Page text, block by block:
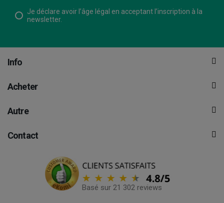
Je déclare avoir l’âge légal en acceptant l’inscription à la
newsletter.
Info
Acheter
Autre
Contact
Basé sur 21 302 reviews